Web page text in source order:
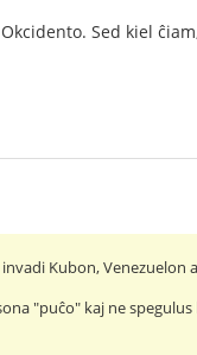
Sed kiel
Kubon, Venezuelon
"puĉo" kaj ne